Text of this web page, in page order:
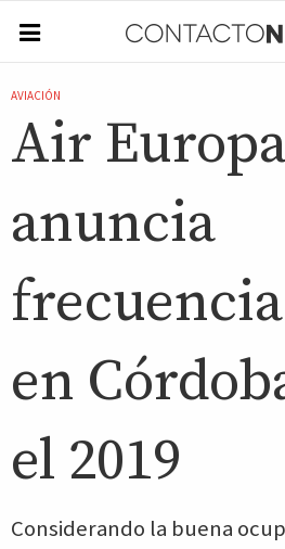
AVIACIÓN
Air
anuncia
en
el 2019
Considerando la buena